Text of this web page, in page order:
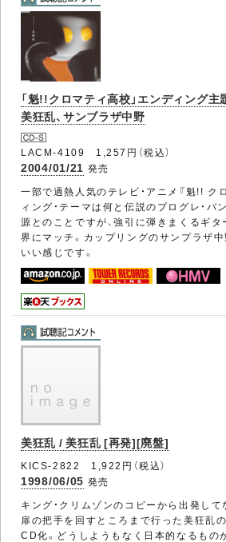
「魁!!クロマティ高校」エンディング主
美狂乱、サンブラザ中野
LACM-4109 1,257円（税込）
2004/01/21 発売
一部で過熱人気のテレビ・アニメ『魁!! ク
ィング・テーマは何と伝説のプログレ・バ
源とのことですが、強引に弾きまくるギ
界にマッチ。カップリングのサンプラザ
いい感じです。
美狂乱 / 美狂乱 [再発][廃盤]
KICS-2822 1,922円（税込）
1998/06/05 発売
キング・クリムゾンのコピーから出発し
扉の把手を回すところまで行った美狂乱
CD化。どうしようもなく日本的なるもの